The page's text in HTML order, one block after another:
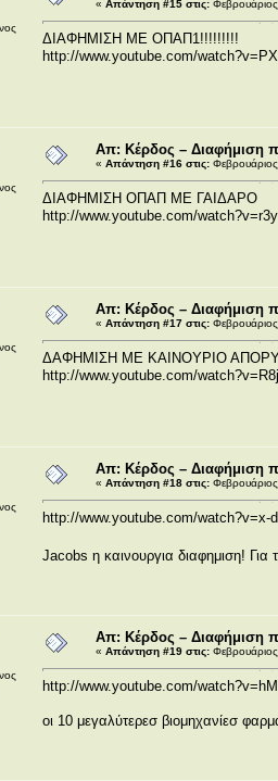
« Απάντηση #15 στις:
ΔΙΑΦΗΜΙΣΗ ΜΕ ΟΠΑΠ1!!!!!!!!!
http://www.youtube.com/
Απ: Κέρδος – Διαφήμιση
« Απάντηση #16 στις:
ΔΙΑΦΗΜΙΣΗ ΟΠΑΠ ΜΕ ΓΑΙΔΑΡΟ
http://www.youtube.com/
Απ: Κέρδος – Διαφήμιση
« Απάντηση #17 στις:
ΔΑΦΗΜΙΣΗ ΜΕ ΚΑΙΝΟΥΡΙΟ
http://www.youtube.com/
Απ: Κέρδος – Διαφήμιση
« Απάντηση #18 στις:
http://www.youtube.com/watch?v=x-
Jacobs η καινουργια διαφημιση!
Απ: Κέρδος – Διαφήμιση
« Απάντηση #19 στις:
http://www.youtube.com/
οι 10 μεγαλύτερεσ βιομηχανίεσ